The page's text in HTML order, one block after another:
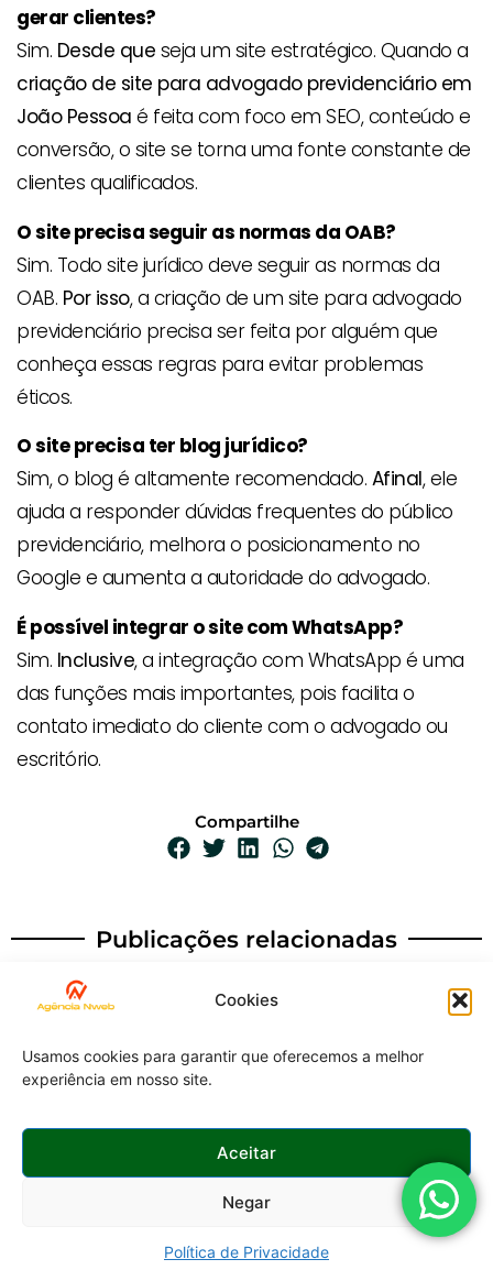
Cookies
Usamos cookies para garantir que oferecemos a melhor
experiência em nosso site.
Aceitar
Negar
Política de Privacidade
gerar clientes?
Sim. Desde que seja um site estratégico. Quando a
criação de site para advogado previdenciário em
João Pessoa é feita com foco em SEO, conteúdo e
conversão, o site se torna uma fonte constante de
clientes qualificados.
O site precisa seguir as normas da OAB?
Sim. Todo site jurídico deve seguir as normas da
OAB. Por isso, a criação de um site para advogado
previdenciário precisa ser feita por alguém que
conheça essas regras para evitar problemas
éticos.
O site precisa ter blog jurídico?
Sim, o blog é altamente recomendado. Afinal, ele
ajuda a responder dúvidas frequentes do público
previdenciário, melhora o posicionamento no
Google e aumenta a autoridade do advogado.
É possível integrar o site com WhatsApp?
Sim. Inclusive, a integração com WhatsApp é uma
das funções mais importantes, pois facilita o
contato imediato do cliente com o advogado ou
escritório.
Compartilhe
Publicações relacionadas
Crie um Plano de
MARKETING DIGITAL
Como uma agência de
atrair mais clientes